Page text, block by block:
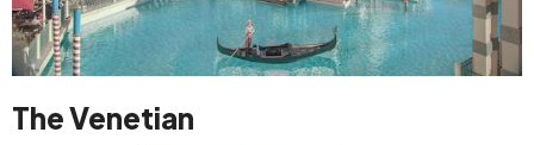
The Venetian